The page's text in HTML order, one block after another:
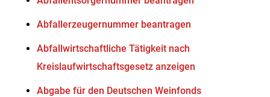
Abfallerzeugernummer beantragen
Abfallwirtschaftliche Tätigkeit nach
Kreislaufwirtschaftsgesetz anzeigen
Abgabe für den Deutschen Weinfonds